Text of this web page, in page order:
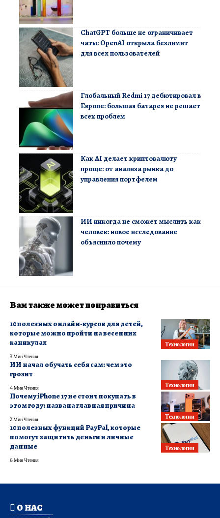
ChatGPT больше не ограничивает
чаты: OpenAI открыла безлимит
для всех пользователей
Глобальный Redmi 17 дебютировал в
Европе: большая батарея не решает
всех проблем
Как AI делает криптовалюту
проще: от анализа рынка до
управления портфелем
ИИ никогда не сможет мыслить как
человек: новое исследование
объяснило почему
Вам также может понравиться
Технологии
10 полезных онлайн-курсов для детей,
которые можно пройти на весенних
каникулах
3 Мин Чтения
Технологии
ИИ начал обучать себя сам: чем это
грозит
4 Мин Чтения
Технологии
Почему iPhone 17 не стоит покупать в
этом году: названа главная причина
2 Мин Чтения
Технологии
10 полезных функций PayPal, которые
помогут защитить деньги и личные
данные
6 Мин Чтения
О НАС